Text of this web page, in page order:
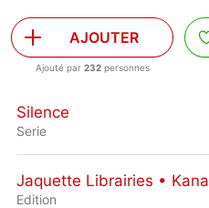
AJOUTER
Ajouté par 232personnes
Silence
Serie
Jaquette Librairies • Kana
Edition